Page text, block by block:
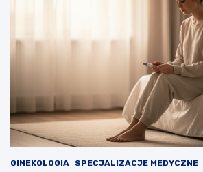
GINEKOLOGIA SPECJALIZACJE MEDYCZNE